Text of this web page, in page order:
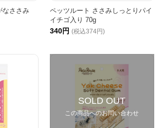
なささみ
ペッツルート ささみしっとりパイ
イチゴ入り 70g
340円 (税込374円)
SOLD OUT
この商品へのお問い合わせ